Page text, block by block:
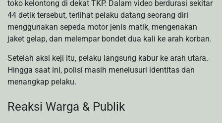
toko kelontong di dekat TKP. Dalam video berdurasi sekitar
44 detik tersebut, terlihat pelaku datang seorang diri
menggunakan sepeda motor jenis matik, mengenakan
jaket gelap, dan melempar bondet dua kali ke arah korban.
Setelah aksi keji itu, pelaku langsung kabur ke arah utara.
Hingga saat ini, polisi masih menelusuri identitas dan
menangkap pelaku.
Reaksi Warga & Publik